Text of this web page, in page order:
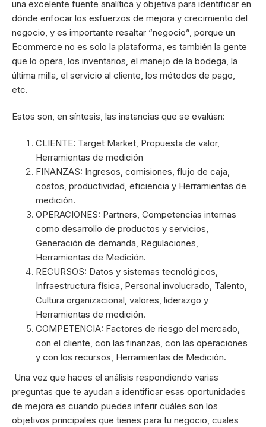
una excelente fuente analítica y objetiva para identificar en
dónde enfocar los esfuerzos de mejora y crecimiento del
negocio, y es importante resaltar “negocio”, porque un
Ecommerce no es solo la plataforma, es también la gente
que lo opera, los inventarios, el manejo de la bodega, la
última milla, el servicio al cliente, los métodos de pago,
etc.
Estos son, en síntesis, las instancias que se evalúan:
CLIENTE: Target Market, Propuesta de valor,
Herramientas de medición
FINANZAS: Ingresos, comisiones, flujo de caja,
costos, productividad, eficiencia y Herramientas de
medición.
OPERACIONES: Partners, Competencias internas
como desarrollo de productos y servicios,
Generación de demanda, Regulaciones,
Herramientas de Medición.
RECURSOS: Datos y sistemas tecnológicos,
Infraestructura física, Personal involucrado, Talento,
Cultura organizacional, valores, liderazgo y
Herramientas de medición.
COMPETENCIA: Factores de riesgo del mercado,
con el cliente, con las finanzas, con las operaciones
y con los recursos, Herramientas de Medición.
Una vez que haces el análisis respondiendo varias
preguntas que te ayudan a identificar esas oportunidades
de mejora es cuando puedes inferir cuáles son los
objetivos principales que tienes para tu negocio, cuales